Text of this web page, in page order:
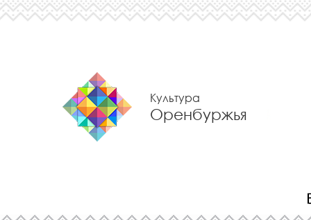
Культура
Оренбуржья